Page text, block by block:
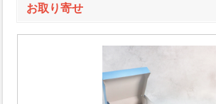
お取り寄せ